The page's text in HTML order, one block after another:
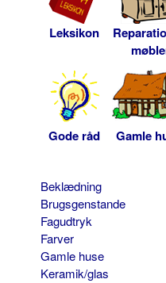
Leksikon
Gode råd Gamle
Beklædning
Brugsgenstande
Fagudtryk
Farver
Gamle huse
Keramik/glas